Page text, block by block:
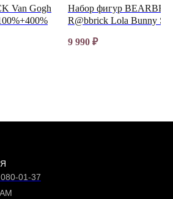
Van Gogh
Набор фигур
R@bbrick Lola Bunny
9 990 ₽
01-37